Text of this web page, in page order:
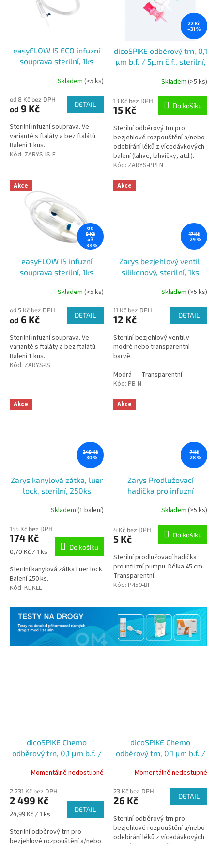
easyFLOW IS ECO infuzní
souprava sterilní, 1ks
produktu
je
z
5
hvězdiček.
Skladem(>5 ks)
od 8 Kč bez DPH
od 9 Kč DETAIL
Sterilní infuzní souprava. Ve
variantě s ftaláty a bez ftalátů.
Balení 1 kus.
Kód: ZARYS-IS-E
22 Kč
–31 %
dicoSPIKE odběrový trn, 0,1
μm b.f. / 5μm č.f., sterilní,
modrý, 1ks
Skladem (>5 ks)
13 Kč bez DPH
15 Kč Do košíku
Sterilní odběrový trn pro
bezjehlové rozpouštění a/nebo
odebírání léků z vícedávkových
balení (lahve, lahvičky, atd.).
Verze s bakteriálním a
částečkovým filtrem.
Kód: ZARYS-PPLN
Akce
od
9 Kč
až
–33 %
easyFLOW IS infuzní
souprava sterilní, 1ks
produktu
je
z
5
hvězdiček.
Skladem(>5 ks)
od 5 Kč bez DPH
od 6 Kč DETAIL
Sterilní infuzní souprava. Ve
variantě s ftaláty a bez ftalátů.
Balení 1 kus.
Kód: ZARYS-IS
Akce
17 Kč
–29 %
Zarys bezjehlový ventil,
silikonový, sterilní, 1ks
Skladem (>5 ks)
11 Kč bez DPH
12 Kč DETAIL
Sterilní bezjehlový ventil v
modré nebo transparentní
barvě.
Modrá
Transparentní
Kód: PB-N
Akce
249 Kč
–30 %
Zarys kanylová zátka, luer
lock, sterilní, 250ks
Skladem (1 balení)
155 Kč bez DPH
174 Kč
Měrná
0,70 Kč / 1 ks
Do košíku
Sterilní kanylová zátka Luer lock.
Balení 250 ks.
Kód: KDKLL
Akce
7 Kč
–28 %
Zarys Prodlužovací
hadička pro infuzní
transparentní, 1ks
Skladem (>5 ks)
4 Kč bez DPH
5 Kč Do košíku
Sterilní prodlužovací hadička
pro infuzní pumpu. Délka 45 cm.
Transparentní.
Kód: P450-BF
dicoSPIKE Chemo
odběrový trn, 0,1 μm b.f. /
cytostatika, červený,
Momentálně nedostupné
2 231 Kč bez DPH
2 499 Kč
Měrná
24,99 Kč / 1 ks
DETAIL
Sterilní odběrový trn pro
bezjehlové rozpouštění a/nebo
dicoSPIKE Chemo
odběrový trn, 0,1 μm b.f. /
cytostatika, červený, 1ks
Momentálně nedostupné
23 Kč bez DPH
26 Kč DETAIL
Sterilní odběrový trn pro
bezjehlové rozpouštění a/nebo
odebírání léků z vícedávkových